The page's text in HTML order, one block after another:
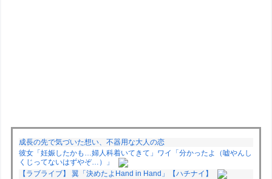
成長の先で気づいた想い、不器用な大人の恋
彼女「妊娠したかも…婦人科着いてきて」ワイ「分かったよ（嘘やんし
くじってないはずやぞ…）」
【ラブライブ】 翼「決めたよHand in Hand」【ハチナイ】